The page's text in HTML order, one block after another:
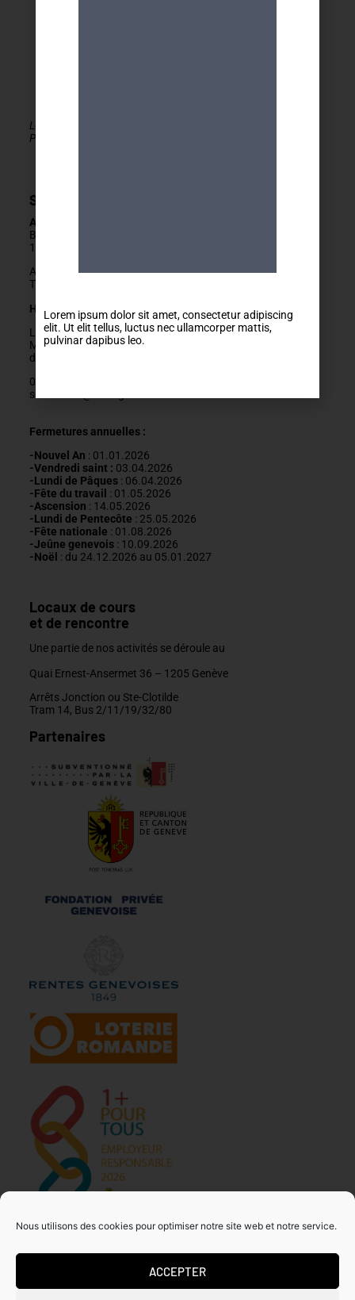
Nous utilisons des cookies pour optimiser notre site web et notre service.
ACCEPTER
Le MDA Genève - Activités 50+ est membre de la
PLATEFORME du réseau seniors Genève
Secrétariat
Adresse
Boulevard Carl-Vogt 2
1205 Genève
Arrêts Jonction ou Ste-Clotilde
Tram 14, Bus 2/11/19/32/80
Horaires
Lundis fermés
Mardis au vendredis
de
022 329 83 84
secretariat@mda-geneve.ch
Fermetures annuelles :
-Nouvel An : 01.01.2026
-Vendredi saint : 03.04.2026
-Lundi de Pâques: 06.04.2026
-Fête du travail : 01 .05.2026
-Ascension : 14.05.2026
-Lundi de Pentecôte : 25.05.2026
-Fête nationale : 01.08.2026
-Jeûne genevois: 10.09.2026
-Noël : du 24.12.2026 au 05.01.2027
Locaux de cours
et de rencontre
Une partie de nos activités se déroule au
Quai Ernest-Ansermet 36 – 1205 Genève
Arrêts Jonction ou Ste-Clotilde
Tram 14, Bus 2/11/19/32/80
Partenaires
Lorem ipsum dolor sit amet, consectetur adipiscing
elit. Ut elit tellus, luctus nec ullamcorper mattis,
pulvinar dapibus leo.